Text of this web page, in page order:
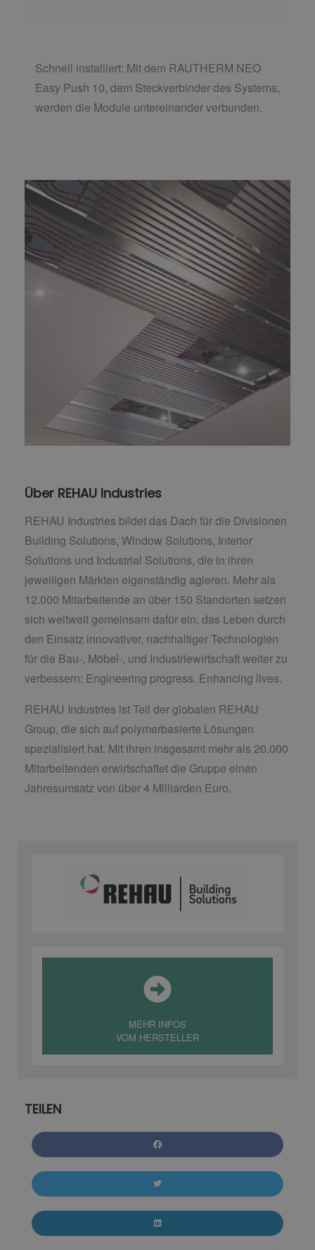
Schnell installiert: Mit dem RAUTHERM NEO
Easy Push 10, dem Steckverbinder des Systems,
werden die Module untereinander verbunden.
Über REHAU Industries
REHAU Industries bildet das Dach für die Divisionen
Building Solutions, Window Solutions, Interior
Solutions und Industrial Solutions, die in ihren
jeweiligen Märkten eigenständig agieren. Mehr als
12.000 Mitarbeitende an über 150 Standorten setzen
sich weltweit gemeinsam dafür ein, das Leben durch
den Einsatz innovativer, nachhaltiger Technologien
für die Bau-, Möbel-, und Industriewirtschaft weiter zu
verbessern: Engineering progress. Enhancing lives.
REHAU Industries ist Teil der globalen REHAU
Group, die sich auf polymerbasierte Lösungen
spezialisiert hat. Mit ihren insgesamt mehr als 20.000
Mitarbeitenden erwirtschaftet die Gruppe einen
Jahresumsatz von über 4 Milliarden Euro.
MEHR INFOS
VOM HERSTELLER
TEILEN